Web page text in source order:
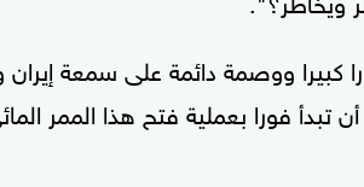
كبيرا ووصمة دائمة على سمعة إيران
تبدأ فورا بعملية فتح هذا الممر